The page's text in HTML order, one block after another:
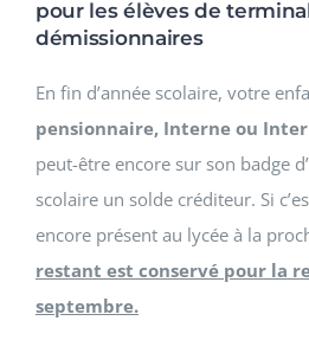
pour les élèves de
démissionnaires
En fin d’année scolaire, votre
pensionnaire, Interne ou
peut-être encore sur son badge
scolaire un solde créditeur. Si
encore présent au lycée à la
restant est conservé pour la
septembre.